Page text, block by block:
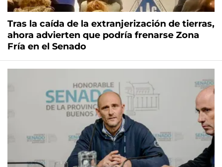
Tras la caída de la extranjerización de tierras,
ahora advierten que podría frenarse Zona
Fría en el Senado